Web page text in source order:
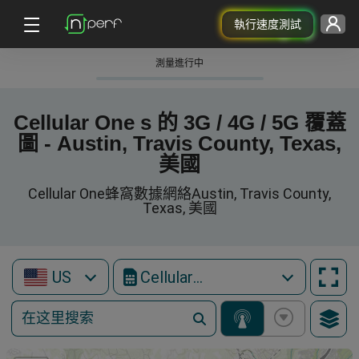
執行速度測試
測量進行中
Cellular One s 的 3G / 4G / 5G 覆蓋
圖 - Austin, Travis County, Texas,
美國
Cellular One蜂窩數據網絡Austin, Travis County,
Texas, 美國
US Cellular One